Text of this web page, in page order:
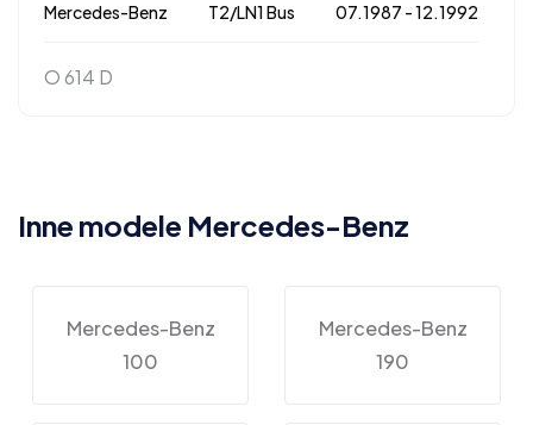
Mercedes-Benz T2/LN1 Bus 07.1987 - 12.1992
O 614 D
Inne modele Mercedes-Benz
Mercedes-Benz
100
Mercedes-Benz
190